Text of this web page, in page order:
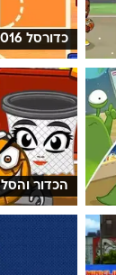
כדורסל 2016
הכדור והסל